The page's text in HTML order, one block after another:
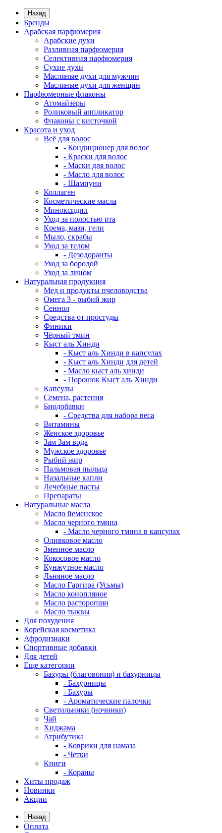
Назад
Бренды
Арабская парфюмерия
Арабские духи
Разливная парфюмерия
Селективная парфюмерия
Сухие духи
Масляные духи для мужчин
Масляные духи для женщин
Парфюмерные флаконы
Атомайзеры
Роликовый аппликатор
Флаконы с кисточкой
Красота и уход
Всё для волос
- Кондиционер для волос
- Краски для волос
- Маски для волос
- Масло для волос
- Шампуни
Коллаген
Косметические масла
Миноксидил
Уход за полостью рта
Крема, мази, гели
Мыло, скрабы
Уход за телом
- Дезодоранты
Уход за бородой
Уход за лицом
Натуральная продукция
Мед и продукты пчеловодства
Омега 3 - рыбий жир
Сеннол
Средства от простуды
Финики
Чёрный тмин
Кыст аль Хинди
- Кыст аль Хинди в капсулах
- Кыст аль Хинди для детей
- Масло кыст аль хинди
- Порошок Кыст аль Хинди
Капсулы
Семена, растения
Биодобавки
- Средства для набора веса
Витамины
Женское здоровье
Зам Зам вода
Мужское здоровье
Рыбий жир
Пальмовая пыльца
Назальные капли
Лечебные пасты
Препараты
Натуральные масла
Масло йеменское
Масло черного тмина
- Масло черного тмина в капсулах
Оливковое масло
Змеиное масло
Кокосовое масло
Кунжутное масло
Льняное масло
Масло Гаргира (Усьмы)
Масло конопляное
Масло расторопши
Масло тыквы
Для похудения
Корейская косметика
Афродизиаки
Спортивные добавки
Для детей
Еще категории
Бахуры (благовония) и бахурницы
- Бахурницы
- Бахуры
- Ароматические палочки
Светильники (ночники)
Чай
Хиджама
Атрибутика
- Коврики для намаза
- Четки
Книги
- Кораны
Хиты продаж
Новинки
Акции
Назад
Оплата